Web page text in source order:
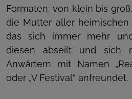
Formaten: von klein bis
die Mutter aller heimischen
das sich immer mehr
diesen abseilt und sich
Anwärtern mit Namen
oder „V Festival“ anfreundet.